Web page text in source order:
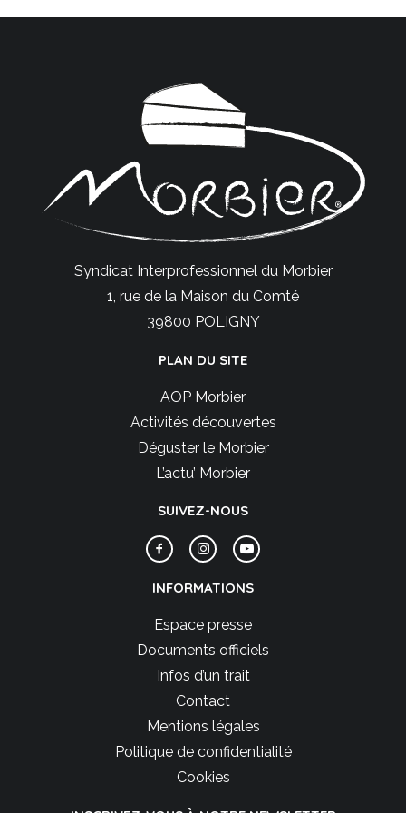
Syndicat Interprofessionnel du Morbier
1, rue de la Maison du Comté
39800 POLIGNY
PLAN DU SITE
AOP Morbier
Activités découvertes
Déguster le Morbier
L’actu’ Morbier
SUIVEZ-NOUS
INFORMATIONS
Espace presse
Documents officiels
Infos d’un trait
Contact
Mentions légales
Politique de confidentialité
Cookies